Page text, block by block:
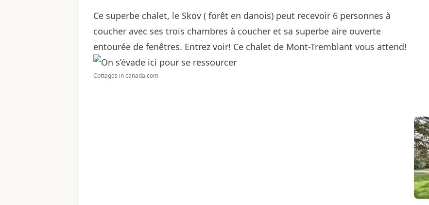
Ce superbe chalet, le Sköv ( forêt en danois) peut recevoir 6 personnes à
coucher avec ses trois chambres à coucher et sa superbe aire ouverte
entourée de fenêtres. Entrez voir! Ce chalet de Mont-Tremblant vous attend!
Cottages in canada.com